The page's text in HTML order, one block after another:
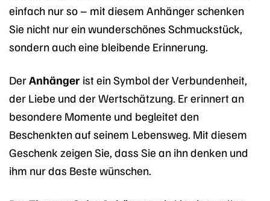
einfach nur so – mit diesem Anhänger schenken
Sie nicht nur ein wunderschönes Schmuckstück,
sondern auch eine bleibende Erinnerung.
DerAnhänger ist ein Symbol der Verbundenheit,
der Liebe und der Wertschätzung. Er erinnert an
besondere Momente und begleitet den
Beschenkten auf seinem Lebensweg. Mit diesem
Geschenk zeigen Sie, dass Sie an ihn denken und
ihm nur das Beste wünschen.